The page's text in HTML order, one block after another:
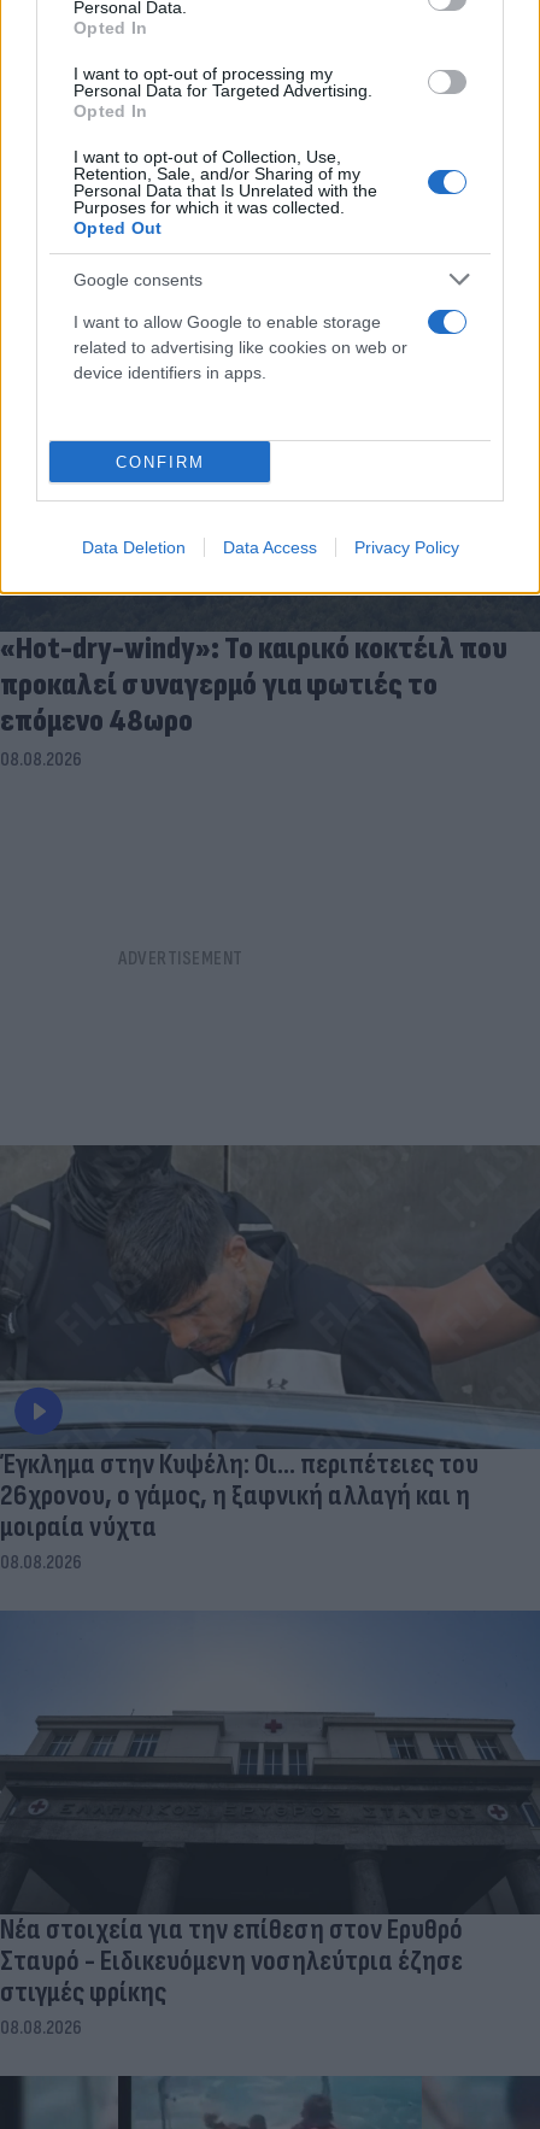
Personal Data.
Opted In
I want to opt-out of processing my
Personal Data for Targeted Advertising.
Opted In
I want to opt-out of Collection, Use,
Retention, Sale, and/or Sharing of my
Personal Data that Is Unrelated with the
Purposes for which it was collected.
Opted Out
Google consents
I want to allow Google to enable storage
related to advertising like cookies on web or
device identifiers in apps.
CONFIRM
Data Deletion Data Access Privacy Policy
«Hot-dry-windy»: Το καιρικό κοκτέιλ που
προκαλεί συναγερμό για φωτιές το
επόμενο 48ωρο
08.08.2026
Έγκλημα στην Κυψέλη: Οι... περιπέτειες του
26χρονου, ο γάμος, η ξαφνική αλλαγή και η
μοιραία νύχτα
08.08.2026
Νέα στοιχεία για την επίθεση στον Ερυθρό
Σταυρό - Ειδικευόμενη νοσηλεύτρια έζησε
στιγμές φρίκης
08.08.2026